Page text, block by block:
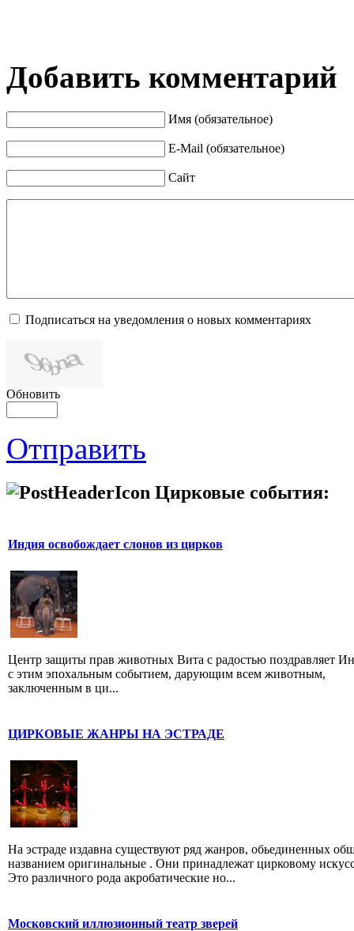
Добавить комментарий
Имя (обязательное)
E-Mail (обязательное)
Сайт
Подписаться на уведомления о новых комментариях
Обновить
Отправить
Цирковые события:
Индия освобождает слонов из цирков
Центр защиты прав животных Вита с радостью поздравляет
с этим эпохальным событием, дарующим всем животным,
заключенным в ци...
ЦИРКОВЫЕ ЖАНРЫ НА ЭСТРАДЕ
На эстраде издавна существуют ряд жанров, обьединенных
названием оригинальные . Они принадлежат цирковому
Это различного рода акробатические но...
Московский иллюзионный театр зверей